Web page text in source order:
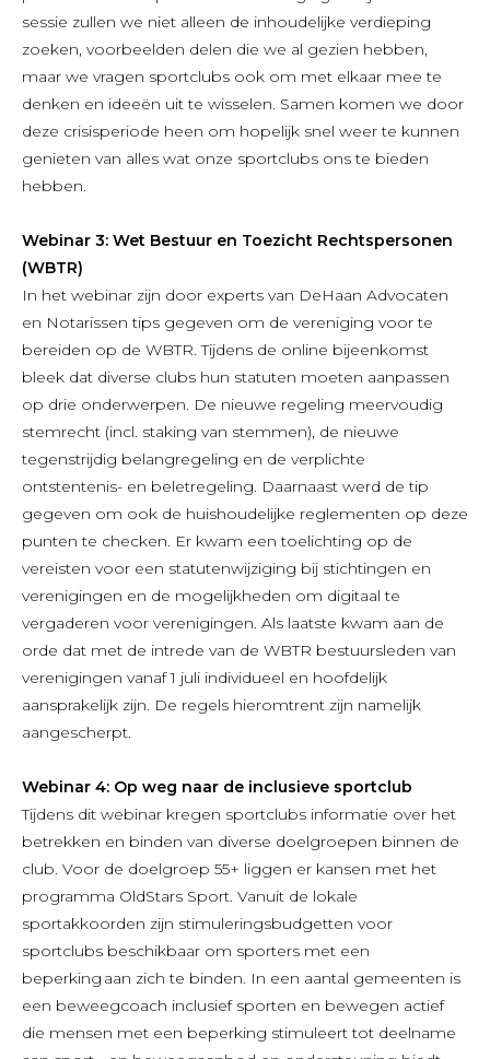
sessie zullen we niet alleen de inhoudelijke verdieping
zoeken, voorbeelden delen die we al gezien hebben,
maar we vragen sportclubs ook om met elkaar mee te
denken en ideeën uit te wisselen. Samen komen we door
deze crisisperiode heen om hopelijk snel weer te kunnen
genieten van alles wat onze sportclubs ons te bieden
hebben.
Webinar 3: Wet Bestuur en Toezicht Rechtspersonen
(WBTR)
In het webinar zijn door experts van DeHaan Advocaten
en Notarissen tips gegeven om de vereniging voor te
bereiden op de WBTR. Tijdens de online bijeenkomst
bleek dat diverse clubs hun statuten moeten aanpassen
op drie onderwerpen. De nieuwe regeling meervoudig
stemrecht (incl. staking van stemmen), de nieuwe
tegenstrijdig belangregeling en de verplichte
ontstentenis- en beletregeling. Daarnaast werd de tip
gegeven om ook de huishoudelijke reglementen op deze
punten te checken. Er kwam een toelichting op de
vereisten voor een statutenwijziging bij stichtingen en
verenigingen en de mogelijkheden om digitaal te
vergaderen voor verenigingen. Als laatste kwam aan de
orde dat met de intrede van de WBTR bestuursleden van
verenigingen vanaf 1 juli individueel en hoofdelijk
aansprakelijk zijn. De regels hieromtrent zijn namelijk
aangescherpt.
Webinar 4: Op weg naar de inclusieve sportclub
Tijdens dit webinar kregen sportclubs informatie over het
betrekken en binden van diverse doelgroepen binnen de
club. Voor de doelgroep 55+ liggen er kansen met het
programma OldStars Sport. Vanuit de lokale
sportakkoorden zijn stimuleringsbudgetten voor
sportclubs beschikbaar om sporters met een
beperking aan zich te binden. In een aantal gemeenten is
een beweegcoach inclusief sporten en bewegen actief
die mensen met een beperking stimuleert tot deelname